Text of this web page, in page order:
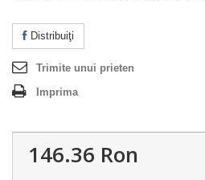
Distribuiţi
Trimite unui prieten
Imprima
146.36 Ron